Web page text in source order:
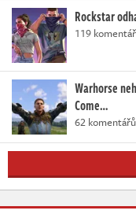
Rockstar
119
Warhorse
Come…
62 komentářů